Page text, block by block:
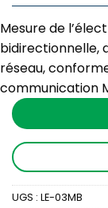
Mesure de
bidirectionnelle,
réseau,
communication
UGS : LE-03MB